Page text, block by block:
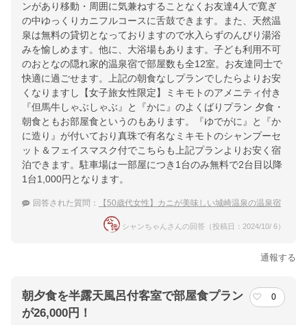
ンがあり移動・周囲に気兼ねすることなくお友達4人で寛ぎ
の中ゆっくりカニフルコースに舌鼓できます。また、天然温
泉は無料の貸切となっておりますので水入らずのんびり湯浴
みを愉しめます。他に、大浴場もあります。子ども利用不可
のおとなの隠れ家的温泉宿で部屋数も全12室。お友達同士で
快適に過ごせます。上記の朝食なしプランでしたらよりお安
くなりますし【女子旅女性限定】ミキモトのアメニティ付き
『但馬牛しゃぶしゃぶ』と『かに』のよくばりプラン 夕食・
朝食ともお部屋食というのもあります。『ゆでがに』と『か
に造り』が付いており真珠で有名なミキモトのシャンプーセ
ット＆フェイスマスク付でこちらも上記プランよりお安く宿
泊できます。駐車場は一部屋につき1台のみ無料で2台目以降
1台1,000円となります。
回答された質問： 【50歳代女性】カニが美味しい城崎温泉の温泉宿
シャンちゃんさんの回答（投稿日：2024/10/ 6）
通報する
朝夕食を半露天風呂付客室で部屋食プラン
が26,000円！
0